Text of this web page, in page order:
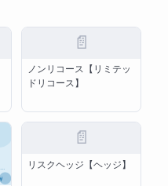
📄
ノンリコース【リミテッ
ドリコース】
📄
リスクヘッジ【ヘッジ】